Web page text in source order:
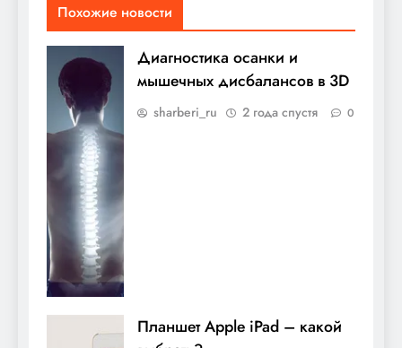
Похожие новости
Диагностика осанки и
мышечных дисбалансов в 3D
sharberi_ru 2 года спустя 0
Планшет Apple iPad – какой